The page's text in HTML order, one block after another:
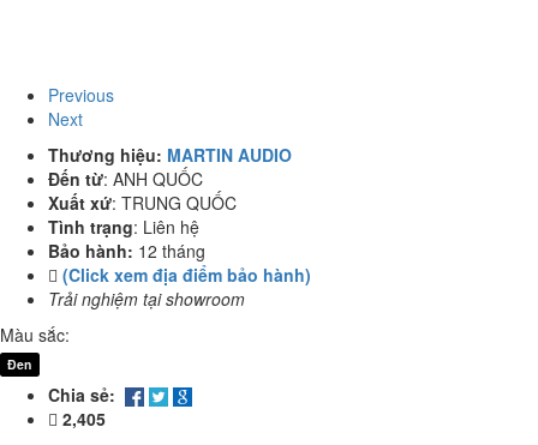
Previous
Next
Thương hiệu: MARTIN AUDIO
Đến từ: ANH QUỐC
Xuất xứ: TRUNG QUỐC
Tình trạng: Liên hệ
Bảo hành: 12 tháng
(Click xem địa điểm bảo hành)
Trải nghiệm tại showroom
Màu sắc:
Đen
Chia sẻ:
2,405